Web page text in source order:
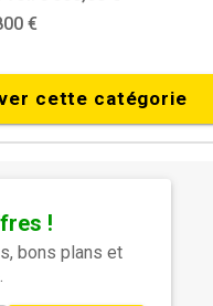
€
cette catégorie
!
bons plans et